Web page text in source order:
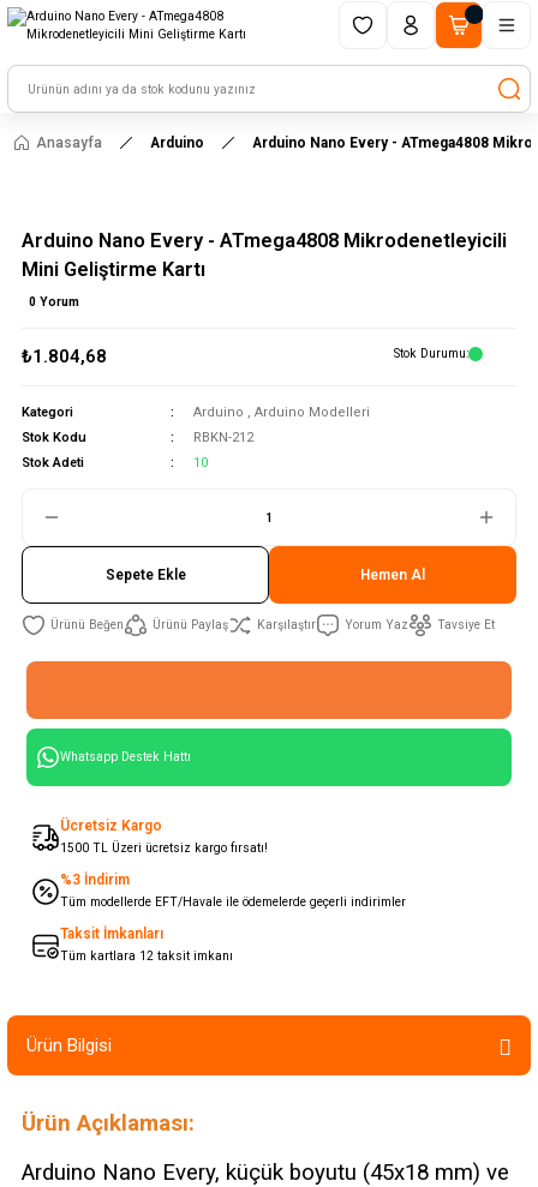
1500 TL ve üzeri alışverişlerinizde kargo ücretsiz!
HAYAL ET - TASARLA - ÇALIŞTIR
Anasayfa Arduino Arduino Nano Every - ATmega4808
Arduino Nano Every - ATmega4808 Mikrodenetleyicili
Mini Geliştirme Kartı
0 Yorum
₺1.804,68 Stok Durumu
Kategori Arduino , Arduino Modelleri
Stok Kodu
RBKN-212
Stok Adeti
10
Sepete Ekle Hemen Al
Ürünü Paylaş Karşılaştır Yorum Yaz Tavsiye Et
Whatsapp Destek Hattı
Ücretsiz Kargo
1500 TL Üzeri ücretsiz kargo fırsatı!
%3 İndirim
Tüm modellerde EFT/Havale ile ödemelerde geçerli indirimler
Taksit İmkanları
Tüm kartlara 12 taksit imkanı
Ürün Bilgisi
Ürün Açıklaması:
Arduino Nano Every, küçük boyutu (45x18 mm) ve